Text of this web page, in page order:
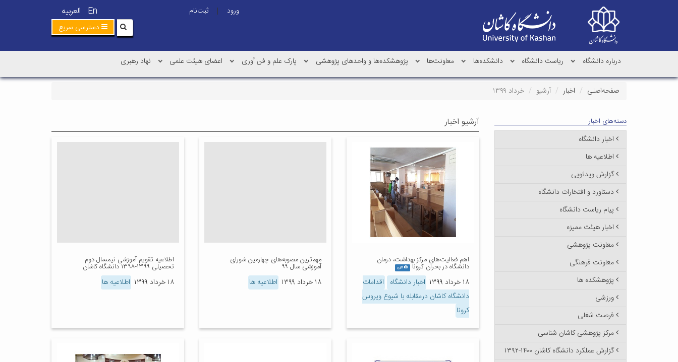
En العربیه ورود |
ثبت‌نام
دسترسی سریع
درباره دانشگاه ریاست دانشگاه دانشکده‌ها معاونت‌ها پژوهشکده‌ها و واحدهای پژوهشی پارک علم و فن آوری اعضای هیئت علمی نهاد رهبری
صفحه‌اصلی اخبار آرشیو خرداد ۱۳۹۹
آرشیو اخبار
اهم فعالیت‌های مرکز بهداشت، درمان
دانشگاه در بحران کرونا گالری
۱۸ خرداد ۱۳۹۹ اخبار دانشگاه اقدامات
دانشگاه کاشان درمقابله با شیوع ویروس
کرونا
مهم‌ترین مصوبه‌های چهارمین شورای
آموزشی سال ۹۹
۱۸ خرداد ۱۳۹۹ اطلاعیه ها
اطلاعیه تقویم آموزشی نیمسال دوم
تحصیلی ۱۳۹۹-۱۳۹۸ دانشگاه کاشان
۱۸ خرداد ۱۳۹۹ اطلاعیه ها
دسته‌های اخبار
اخبار دانشگاه
اطلاعیه ها
گزارش ویدئویی
دستاورد و افتخارات دانشگاه
پیام ریاست دانشگاه
اخبار هیئت ممیزه
معاونت پژوهشی
معاونت فرهنگی
پژوهشکده ها
ورزشی
فرصت شغلی
مرکز پژوهشی کاشان شناسی
گزارش عملکرد دانشگاه کاشان ۱۴۰۰-۱۳۹۲